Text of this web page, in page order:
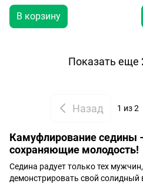
В корзину
Показать еще
Назад 1 из 2
Камуфлирование седины
сохраняющие молодость!
Седина радует только тех
демонстрировать свой солидный